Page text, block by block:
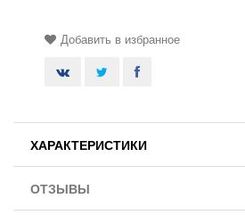
Добавить в избранное
ХАРАКТЕРИСТИКИ
ОТЗЫВЫ